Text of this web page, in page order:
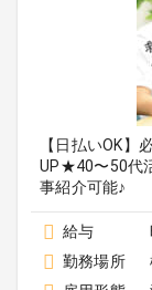
【日払いOK
UP★40〜50代
事紹介可能♪
給与
勤務場所